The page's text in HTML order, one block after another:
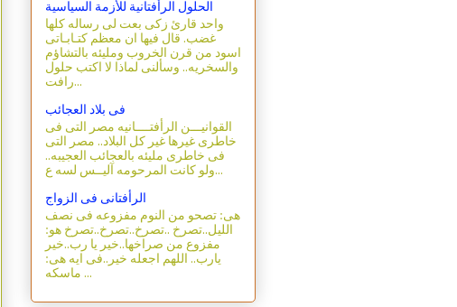
الحلول الرأفتانية للأزمة السياسية
واحد قارئ زكى بعت لى رساله كلها
غضب. قال فيها ان معظم كتـابـاتى
اسود من قرن الخروب ومليئه بالتشاؤم
والسخريه.. وسألنى لماذا لا اكتب حلول
رافت...
فى بلاد العجائب
القوانيـــن الرأفتــــانيه مصر التى فى
خاطرى غيرها غير كل البلاد.. مصر التى
فى خاطرى مليئه بالعجائب العجيبه..
ولو كانت المرحومه آليــس لسه ع...
الرأفتانى فى الزواج
هى: تصحو من النوم مفزوعه فى نصف
الليل..تصرخ ..تصرخ..تصرخ..تصرخ هو:
مفزوع من صراخها..خير يا رب..خير
يارب.. اللهم اجعله خير..فى ايه هى:
ماسكه ...